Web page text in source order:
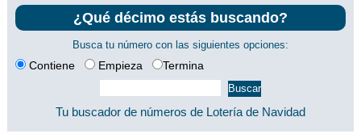
¿Qué décimo estás buscando?
Busca tu número con las siguientes opciones:
Contiene Empieza Termina
Tu buscador de números de Lotería de Navidad